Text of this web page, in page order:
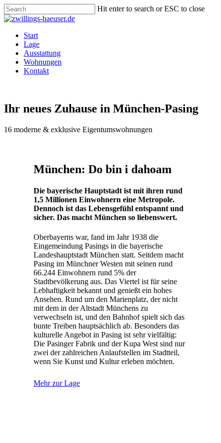
Skip
to
content
Hit enter to search or ESC to close
Close
Menu
Start
Lage
Ausstattung
Wohnungen
Kontakt
Ihr neues Zuhause in München-Pasing
16 moderne & exklusive Eigentumswohnungen
München: Do bin i dahoam
Die bayerische Hauptstadt ist mit ihren rund
1,5 Millionen Einwohnern eine Metropole.
Dennoch ist das Lebensgefühl entspannt und
sicher. Das macht München so liebenswert.
Oberbayerns war, fand im Jahr 1938 die
Eingemeindung Pasings in die bayerische
Landeshauptstadt München statt. Seitdem macht
Pasing im Münchner Westen mit seinen rund
66.244 Einwohnern rund 5% der
Stadtbevölkerung aus. Das Viertel ist für seine
Lebhaftigkeit bekannt und genießt ein hohes
Ansehen. Rund um den Marienplatz, der nicht
mit dem in der Altstadt Münchens zu
verwechseln ist, und den Bahnhof spielt sich das
bunte Treiben hauptsächlich ab. Besonders das
kulturelle Angebot in Pasing ist sehr vielfältig:
Die Pasinger Fabrik und der Kupa West sind nur
zwei der zahlreichen Anlaufstellen im Stadtteil,
wenn Sie Kunst und Kultur erleben möchten.
Mehr zur Lage